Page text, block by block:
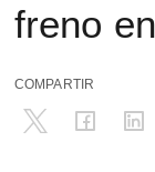
freno
COMPARTIR